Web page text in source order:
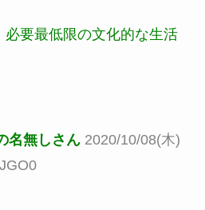
必要最低限の文化的な生活
名無しさん 2020/10/08(木)